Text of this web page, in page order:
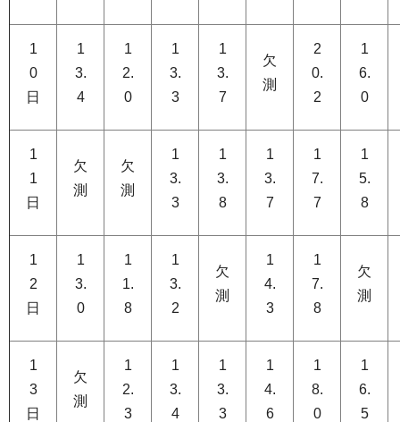
1
0
日
1
3.
4
1
2.
0
1
3.
3
1
3.
7
欠
測
2
0.
2
1
6.
0
1
1
日
欠
測
欠
測
1
3.
3
1
3.
8
1
3.
7
1
7.
7
1
5.
8
1
2
日
1
3.
0
1
1.
8
1
3.
2
欠
測
1
4.
3
1
7.
8
欠
測
1
3
日
欠
測
1
2.
3
1
3.
4
1
3.
3
1
4.
6
1
8.
0
1
6.
5